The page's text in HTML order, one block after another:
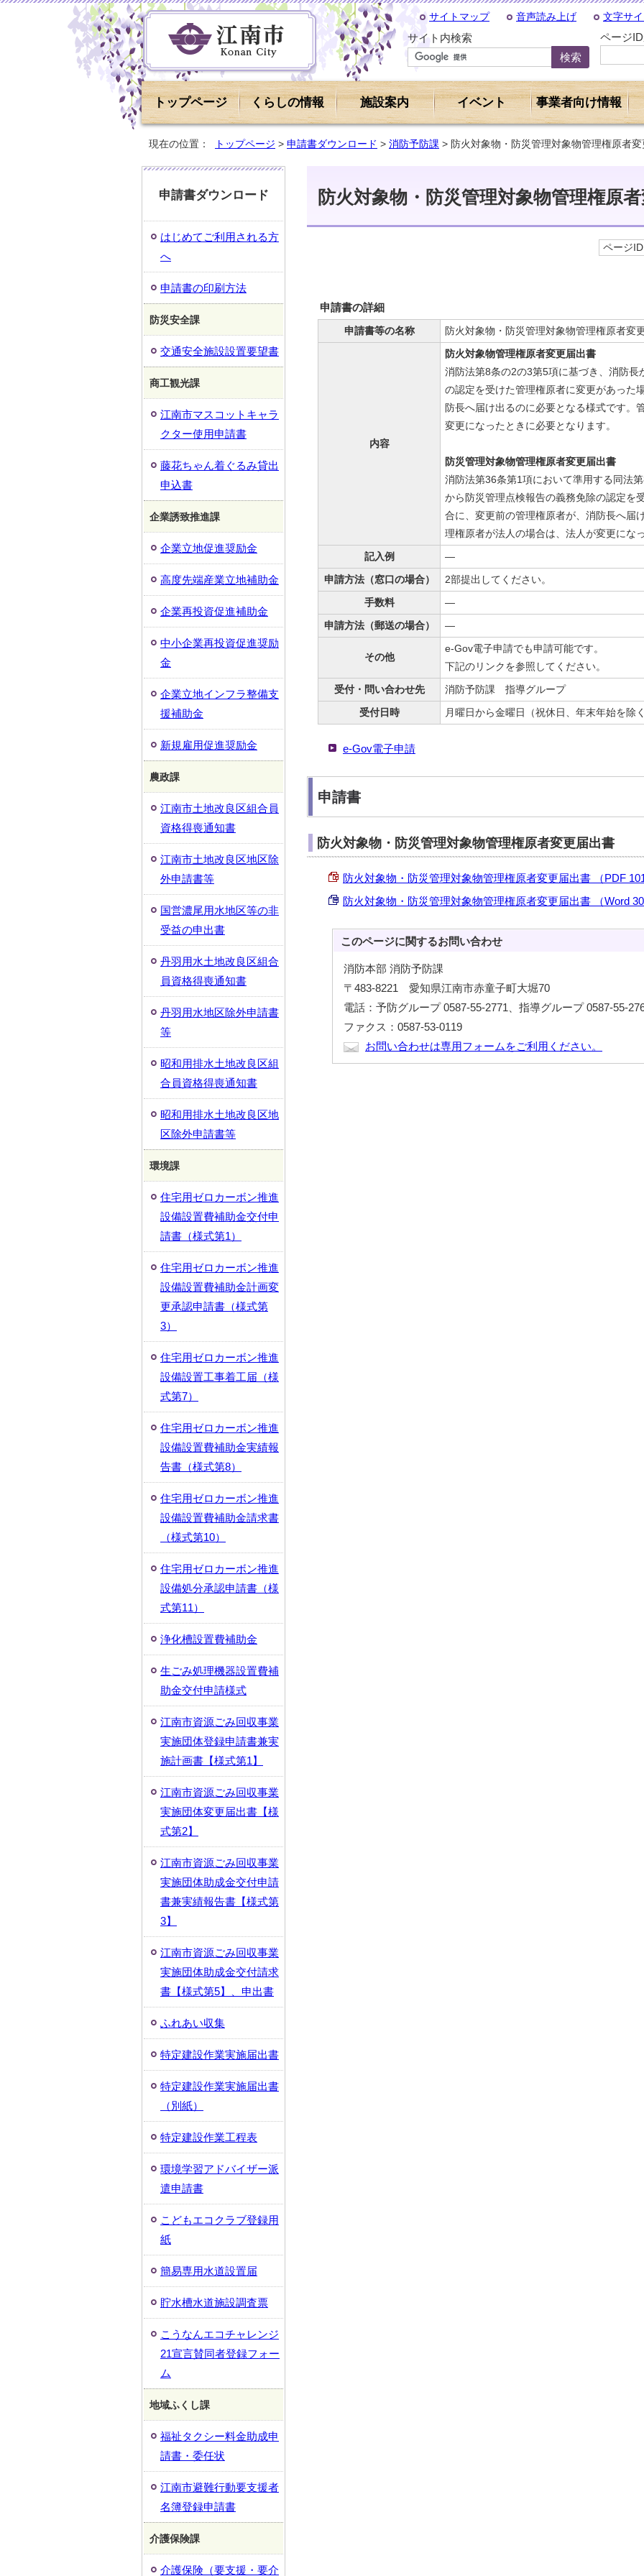
サイトマップ 音声読み上げ 文字サ
サイト内検索 ページ
トップページ くらしの情報 施設案内 イベント 事業者向け情報
現在の位置： トップページ > 申請書ダウンロード > 消防予防課 > 防火対象物・防災管理対象物管理権原者
防火対象物・防災管理対象物管理権原
ページ
申請書の詳細
申請書等の名称 防火対象物・防災管理対象物管理権原者変
内容
防火対象物管理権原者変更届出書
消防法第8条の2の3第5項に基づき、消防
の認定を受けた管理権原者に変更があった
防長へ届け出るのに必要となる様式です。
変更になったときに必要となります。
防災管理対象物管理権原者変更届出書
消防法第36条第1項において準用する同法
から防災管理点検報告の義務免除の認定を
合に、変更前の管理権原者が、消防長へ届
理権原者が法人の場合は、法人が変更にな
記入例
—
申請方法（窓口の場合）
2部提出してください。
手数料
—
申請方法（郵送の場合）
—
その他
e-Gov電子申請でも申請可能です。
下記のリンクを参照してください。
受付・問い合わせ先
消防予防課 指導グループ
受付日時
月曜日から金曜日（祝休日、年末年始を除
e-Gov電子申請
申請書
防火対象物・防災管理対象物管理権原者変更届出書
防火対象物・防災管理対象物管理権原者変更届出書 （PDF
防火対象物・防災管理対象物管理権原者変更届出書 （Word
このページに関するお問い合わせ
消防本部 消防予防課
〒483-8221 愛知県江南市赤童子町大堀70
電話：予防グループ 0587-55-2771、指導グループ 0587-55-
ファクス：0587-53-0119
お問い合わせは専用フォームをご利用ください。
申請書ダウンロード
はじめてご利用される方
へ
申請書の印刷方法
防災安全課
交通安全施設設置要望書
商工観光課
江南市マスコットキャラ
クター使用申請書
藤花ちゃん着ぐるみ貸出
申込書
企業誘致推進課
企業立地促進奨励金
高度先端産業立地補助金
企業再投資促進補助金
中小企業再投資促進奨励
金
企業立地インフラ整備支
援補助金
新規雇用促進奨励金
農政課
江南市土地改良区組合員
資格得喪通知書
江南市土地改良区地区除
外申請書等
国営濃尾用水地区等の非
受益の申出書
丹羽用水土地改良区組合
員資格得喪通知書
丹羽用水地区除外申請書
等
昭和用排水土地改良区組
合員資格得喪通知書
昭和用排水土地改良区地
区除外申請書等
環境課
住宅用ゼロカーボン推進
設備設置費補助金交付申
請書（様式第1）
住宅用ゼロカーボン推進
設備設置費補助金計画変
更承認申請書（様式第
3）
住宅用ゼロカーボン推進
設備設置工事着工届（様
式第7）
住宅用ゼロカーボン推進
設備設置費補助金実績報
告書（様式第8）
住宅用ゼロカーボン推進
設備設置費補助金請求書
（様式第10）
住宅用ゼロカーボン推進
設備処分承認申請書（様
式第11）
浄化槽設置費補助金
生ごみ処理機器設置費補
助金交付申請様式
江南市資源ごみ回収事業
実施団体登録申請書兼実
施計画書【様式第1】
江南市資源ごみ回収事業
実施団体変更届出書【様
式第2】
江南市資源ごみ回収事業
実施団体助成金交付申請
書兼実績報告書【様式第
3】
江南市資源ごみ回収事業
実施団体助成金交付請求
書【様式第5】、申出書
ふれあい収集
特定建設作業実施届出書
特定建設作業実施届出書
（別紙）
特定建設作業工程表
環境学習アドバイザー派
遣申請書
こどもエコクラブ登録用
紙
簡易専用水道設置届
貯水槽水道施設調査票
こうなんエコチャレンジ
21宣言賛同者登録フォー
ム
地域ふくし課
福祉タクシー料金助成申
請書・委任状
江南市避難行動要支援者
名簿登録申請書
介護保険課
介護保険（要支援・要介